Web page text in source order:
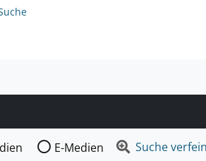
der Sie suchen wollen.
E-Medien Suche